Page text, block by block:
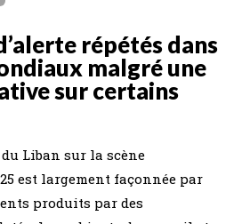
répétés dans
malgré une
sur certains
Liban sur la scène
est largement façonnée par
produits par des